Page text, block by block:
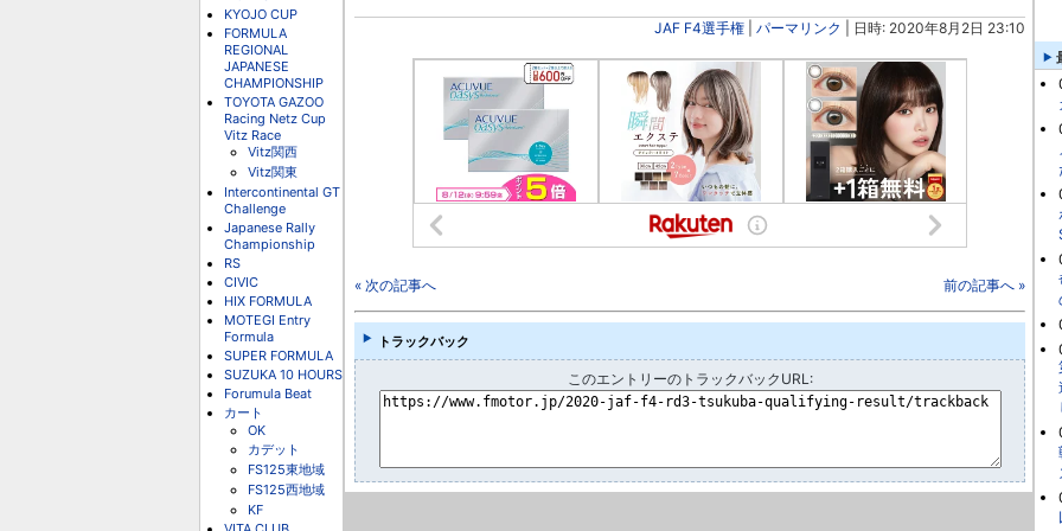
KYOJO CUP
FORMULA
REGIONAL
JAPANESE
CHAMPIONSHIP
TOYOTA GAZOO
Racing Netz Cup
Vitz Race
Vitz関西
Vitz関東
Intercontinental GT
Challenge
Japanese Rally
Championship
RS
CIVIC
HIX FORMULA
MOTEGI Entry
Formula
SUPER FORMULA
SUZUKA 10 HOURS
Forumula Beat
カート
OK
カデット
FS125東地域
FS125西地域
KF
JAF F4選手権 パーマリンク | 日時: 2020年8月2日 23:10
« 次の記事へ 前の記事へ »
トラックバック
このエントリーのトラックバックURL: